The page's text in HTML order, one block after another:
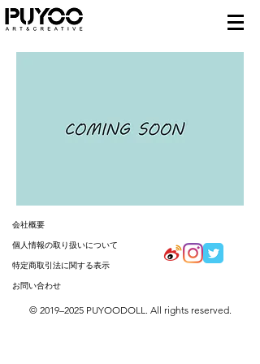
会社概要
個人情報の取り扱いについて
特定商取引法に関する表示
お問い合わせ
© 2019–2025 PUYOODOLL. All rights reserved.